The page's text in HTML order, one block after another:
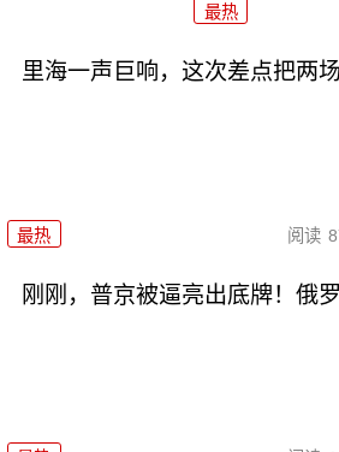
最热
里海一声巨响，这次差点把两
最热 阅读
刚刚，普京被逼亮出底牌！俄